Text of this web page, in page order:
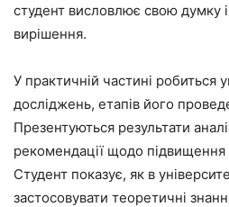
студент висловлює свою думку
вирішення.
У практичній частині робиться
досліджень, етапів його
Презентуються результати
рекомендації щодо підвищення
Студент показує, як в
застосовувати теоретичні